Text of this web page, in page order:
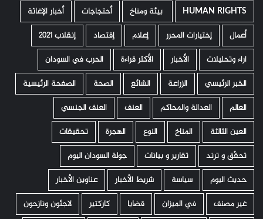
HUMAN RIGHTS ­ بيئة ومناخ أحتجاجات
أخبار الإغاثة
أعمال
إختيارات المحرر إعلام إقتصاد
إنقلاب 2021
اراء وتحليلات
الأخبار الأكثر قراءة
الحرب في السودان
الخبر الرئيسي
الزراعة الشائع الصحة
الصفحة الرئيسية
العالم
العدالة والمحاكم العنف
العنف الجنسي
العين الثالثة
المناخ النوع الهجرة
تحقيقات
تحقّق و ترند
تقارير و بيانات
جولة السودان اليوم
حديث اليوم
سياسة شريط الأخبار
عناوين الأخبار
غير مصنف
في الميزان قضايا كاركتير لاجئون ونازحون